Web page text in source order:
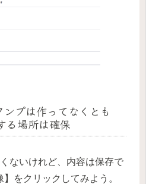
ンプは作ってなくとも
る場所は確保
ないけれど、内容は保存で
をクリックしてみよう。